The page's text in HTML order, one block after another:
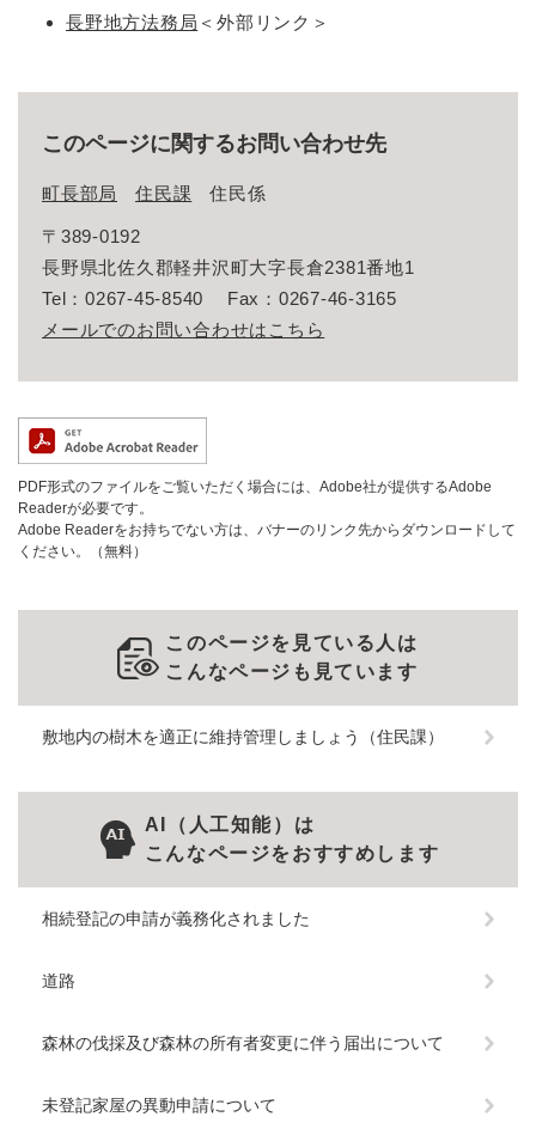
長野地方法務局 ＜外部リンク＞
このページに関するお問い合わせ先
町長部局 住民課 住民係
〒389-0192
長野県北佐久郡軽井沢町大字長倉2381番地1
Tel：0267-45-8540
Fax：0267-46-3165
メールでのお問い合わせはこちら
PDF形式のファイルをご覧いただく場合には、Adobe社が提供するAdobe
Readerが必要です。
Adobe Readerをお持ちでない方は、バナーのリンク先からダウンロードして
ください。（無料）
このページを見ている人は
こんなページも見ています
敷地内の樹木を適正に維持管理しましょう（住民課）
AI（人工知能）は
こんなページをおすすめします
相続登記の申請が義務化されました
道路
森林の伐採及び森林の所有者変更に伴う届出について
未登記家屋の異動申請について